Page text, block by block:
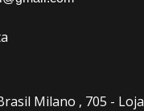
Milano , 705 - Loja